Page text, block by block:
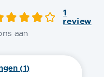
1
review
aan
(1)